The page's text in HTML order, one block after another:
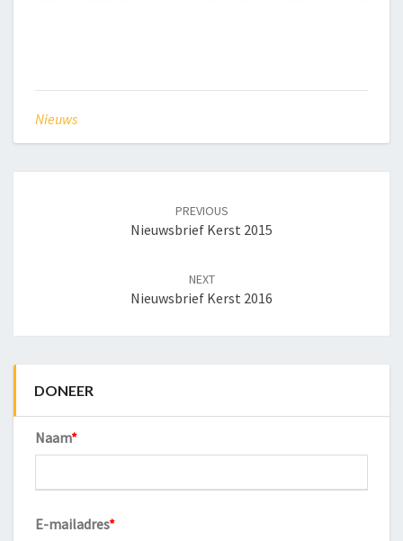
Nieuws
PREVIOUS
Nieuwsbrief Kerst 2015
NEXT
Nieuwsbrief Kerst 2016
DONEER
Naam*
E-mailadres*